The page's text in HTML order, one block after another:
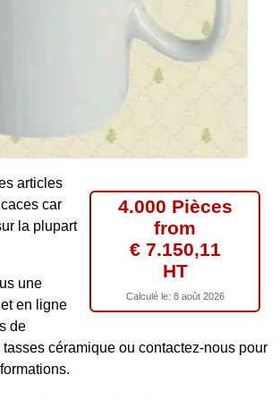
4.000 Pièces
from
€ 7.150,11
HT
Calculé le: 8 août 2026
articles
car
la plupart
une
en ligne
de
tasses céramique ou contactez-nous pour